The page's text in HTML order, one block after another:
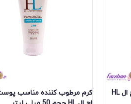
کرم ضد درد و گرفتگی عضلات اچ ال HL
کرم مرطوب کننده مناسب